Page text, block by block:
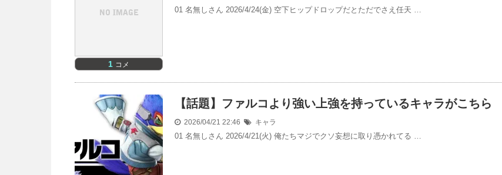
1 コメ
01 名無しさん 2026/4/24(金) 空下ヒップドロップだとただでさえ任天 …
【話題】ファルコより強い上強を持っているキャラがこちら
2026/04/21 22:46 キャラ
01 名無しさん 2026/4/21(火) 俺たちマジでクソ妄想に取り憑かれてる …